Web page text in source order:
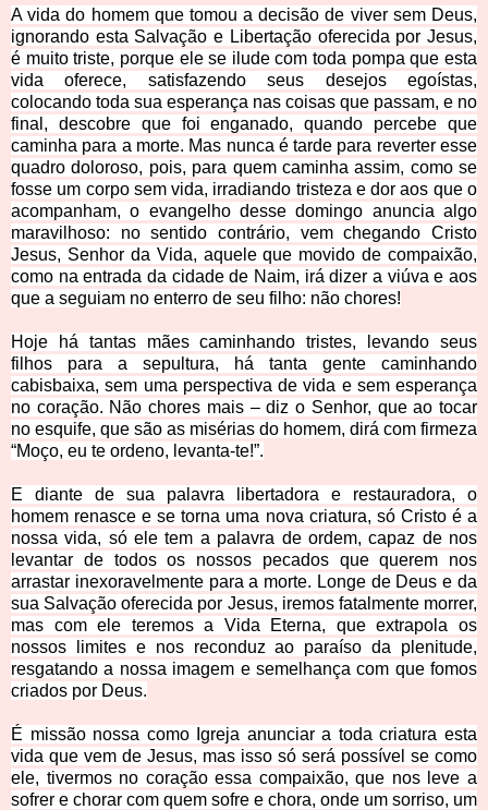
A vida do homem que tomou a decisão de viver sem Deus,
ignorando esta Salvação e Libertação oferecida por Jesus,
é muito triste, porque ele se ilude com toda pompa que esta
vida oferece, satisfazendo seus desejos egoístas,
colocando toda sua esperança nas coisas que passam, e no
final, descobre que foi enganado, quando percebe que
caminha para a morte. Mas nunca é tarde para reverter esse
quadro doloroso, pois, para quem caminha assim, como se
fosse um corpo sem vida, irradiando tristeza e dor aos que o
acompanham, o evangelho desse domingo anuncia algo
maravilhoso: no sentido contrário, vem chegando Cristo
Jesus, Senhor da Vida, aquele que movido de compaixão,
como na entrada da cidade de Naim, irá dizer a viúva e aos
que a seguiam no enterro de seu filho: não chores!
Hoje há tantas mães caminhando tristes, levando seus
filhos para a sepultura, há tanta gente caminhando
cabisbaixa, sem uma perspectiva de vida e sem esperança
no coração. Não chores mais – diz o Senhor, que ao tocar
no esquife, que são as misérias do homem, dirá com firmeza
“Moço, eu te ordeno, levanta-te!”.
E diante de sua palavra libertadora e restauradora, o
homem renasce e se torna uma nova criatura, só Cristo é a
nossa vida, só ele tem a palavra de ordem, capaz de nos
levantar de todos os nossos pecados que querem nos
arrastar inexoravelmente para a morte. Longe de Deus e da
sua Salvação oferecida por Jesus, iremos fatalmente morrer,
mas com ele teremos a Vida Eterna, que extrapola os
nossos limites e nos reconduz ao paraíso da plenitude,
resgatando a nossa imagem e semelhança com que fomos
criados por Deus.
É missão nossa como Igreja anunciar a toda criatura esta
vida que vem de Jesus, mas isso só será possível se como
ele, tivermos no coração essa compaixão, que nos leve a
sofrer e chorar com quem sofre e chora, onde um sorriso, um